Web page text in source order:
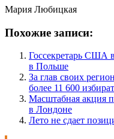
Мария Любицкая
Похожие записи:
Госсекретарь США
в Польше
За глав своих
более 11 600
Масштабная акция
в Лондоне
Лето не сдает